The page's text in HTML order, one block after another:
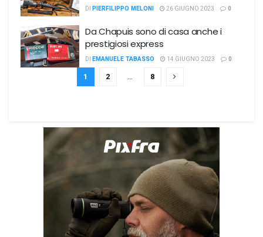
DI PIERFILIPPO MELONI 26 GIUGNO 2023 0
Da Chapuis sono di casa anche i
prestigiosi express
DI EMANUELE TABASSO 14 GIUGNO 2023 0
1 2 … 8